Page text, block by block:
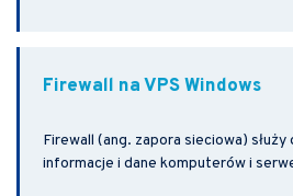
Firewall na VPS Windows
Firewall (ang. zapora sieciowa)
informacje i dane komputerów i